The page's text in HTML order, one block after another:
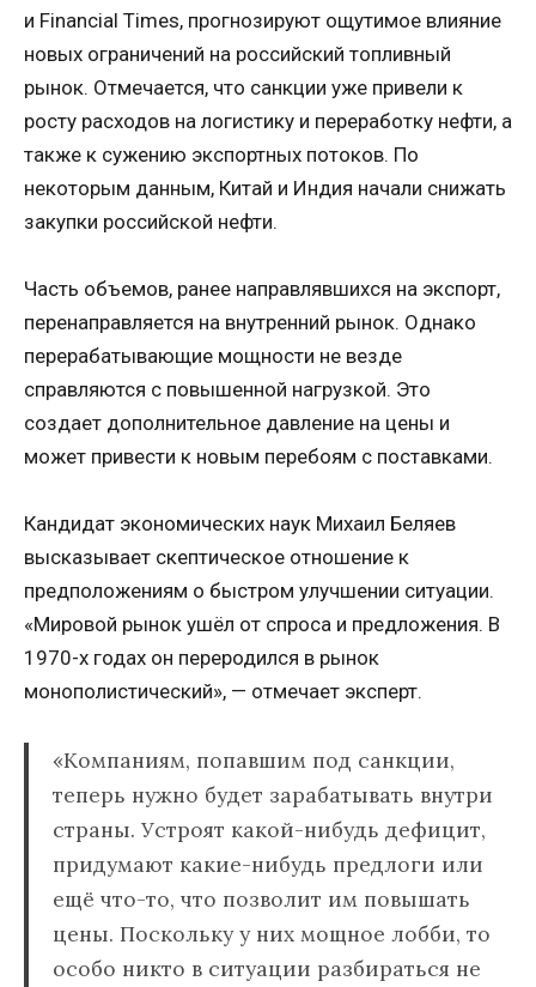
и Financial Times, прогнозируют ощутимое влияние
новых ограничений на российский топливный
рынок. Отмечается, что санкции уже привели к
росту расходов на логистику и переработку нефти, а
также к сужению экспортных потоков. По
некоторым данным, Китай и Индия начали снижать
закупки российской нефти.
Часть объемов, ранее направлявшихся на экспорт,
перенаправляется на внутренний рынок. Однако
перерабатывающие мощности не везде
справляются с повышенной нагрузкой. Это
создает дополнительное давление на цены и
может привести к новым перебоям с поставками.
Кандидат экономических наук Михаил Беляев
высказывает скептическое отношение к
предположениям о быстром улучшении ситуации.
«Мировой рынок ушёл от спроса и предложения. В
1970-х годах он переродился в рынок
монополистический», — отмечает эксперт.
«Компаниям, попавшим под санкции,
теперь нужно будет зарабатывать внутри
страны. Устроят какой-нибудь дефицит,
придумают какие-нибудь предлоги или
ещё что-то, что позволит им повышать
цены. Поскольку у них мощное лобби, то
особо никто в ситуации разбираться не